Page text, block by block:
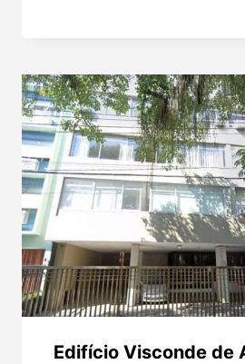
Edifício Visconde de